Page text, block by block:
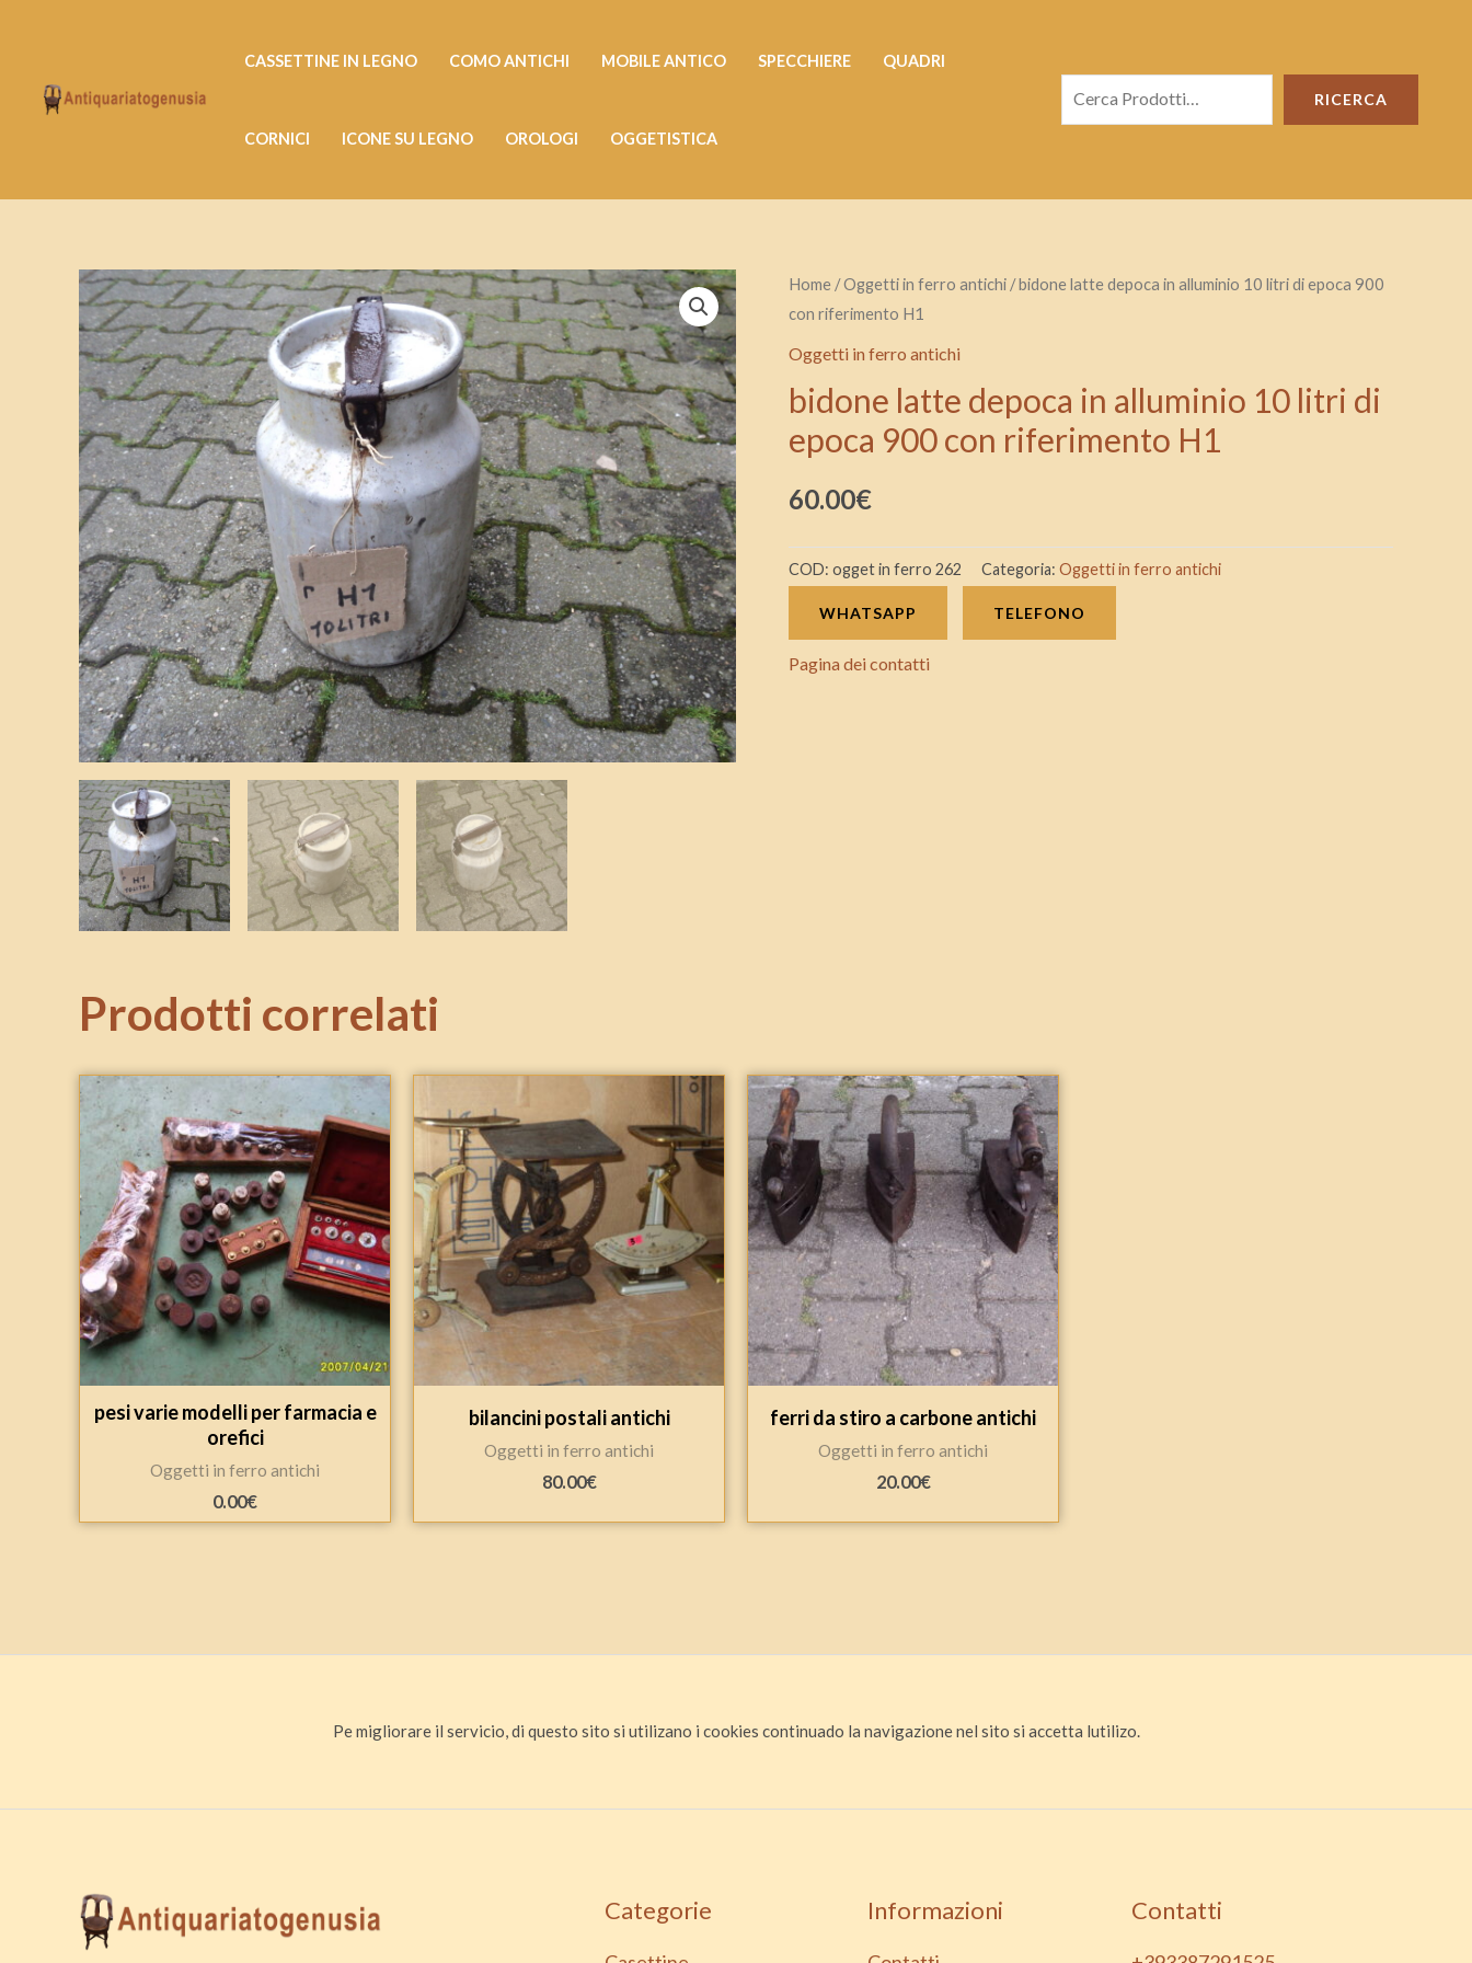
CASSETTINE IN LEGNO COMO ANTICHI MOBILE ANTICO SPECCHIERE QUADRI
CORNICI ICONE SU LEGNO OROLOGI OGGETISTICA
RICERCA
Home /Oggetti in ferro antichi / bidone latte depoca in alluminio 10 litri di epoca 900
con riferimento H1
Oggetti in ferro antichi
bidone latte depoca in alluminio 10 litri di
epoca 900 con riferimento H1
60.00€
bidone
latte
depoca
alluminio
10
di
900
H1
COD: ogget in ferro 262 Categoria: Oggetti in ferro antichi
WHATSAPP TELEFONO
Pagina dei contatti
Prodotti correlati
pesi varie modelli per farmacia e
orefici
Oggetti in ferro antichi
0.00€
bilancini postali antichi
Oggetti in ferro antichi
80.00€
ferri da stiro a carbone antichi
Oggetti in ferro antichi
20.00€
Pe migliorare il servicio, di questo sito si utilizano i cookies continuado la navigazione nel sito si accetta lutilizo.
Categorie Informazioni Contatti